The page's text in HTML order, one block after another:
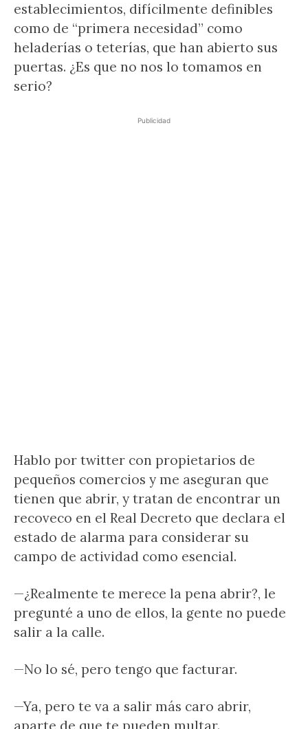
establecimientos, difícilmente definibles
como de “primera necesidad” como
heladerías o teterías, que han abierto sus
puertas. ¿Es que no nos lo tomamos en
serio?
Publicidad
Hablo por twitter con propietarios de
pequeños comercios y me aseguran que
tienen que abrir, y tratan de encontrar un
recoveco en el Real Decreto que declara el
estado de alarma para considerar su
campo de actividad como esencial.
—¿Realmente te merece la pena abrir?, le
pregunté a uno de ellos, la gente no puede
salir a la calle.
—No lo sé, pero tengo que facturar.
—Ya, pero te va a salir más caro abrir,
aparte de que te pueden multar.